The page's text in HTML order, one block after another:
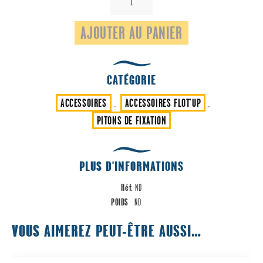
Piton
Escamotable
béton
AJOUTER AU PANIER
CATÉGORIE
ACCESSOIRES , ACCESSOIRES FLOT'UP ,
PITONS DE FIXATION
PLUS D'INFORMATIONS
Réf.ND
POIDS ND
VOUS AIMEREZ PEUT-ÊTRE AUSSI…